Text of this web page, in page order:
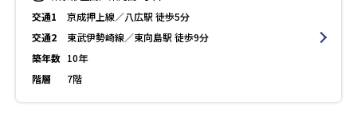
交通1
京成押上線／八広駅 徒歩5分
交通2
東武伊勢崎線／東向島駅 徒歩9分
築年数 10年
階層
7階